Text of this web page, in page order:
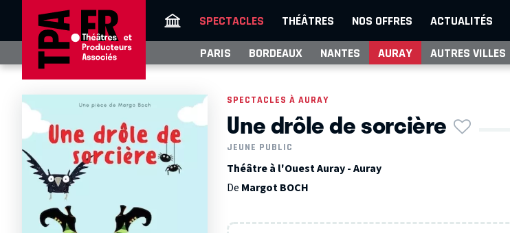
SPECTACLES THÉÂTRES NOS OFFRES ACTUALITÉS
PARIS BORDEAUX NANTES AURAY AUTRES VILLES
SPECTACLES À AURAY
Une drôle de sorcière
JEUNE PUBLIC
Théâtre à l'Ouest Auray - Auray
De Margot BOCH